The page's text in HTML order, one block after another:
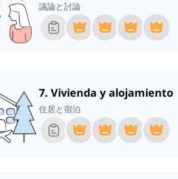
議論と討論
7. Vivienda y alojamiento
住居と宿泊